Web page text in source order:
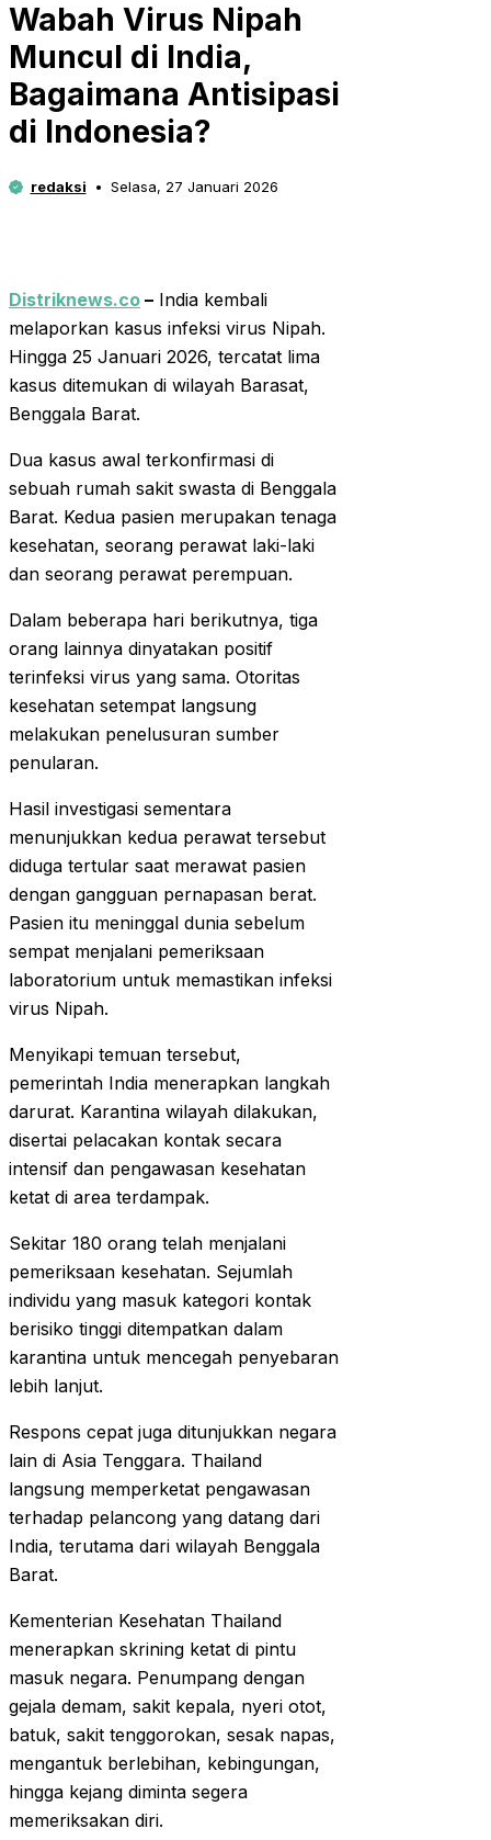
Wabah Virus Nipah
Muncul di India,
Bagaimana Antisipasi
di Indonesia?
redaksi Selasa, 27 Januari 2026
Distriknews.co – India kembali
melaporkan kasus infeksi virus Nipah.
Hingga 25 Januari 2026, tercatat lima
kasus ditemukan di wilayah Barasat,
Benggala Barat.
Dua kasus awal terkonfirmasi di
sebuah rumah sakit swasta di Benggala
Barat. Kedua pasien merupakan tenaga
kesehatan, seorang perawat laki-laki
dan seorang perawat perempuan.
Dalam beberapa hari berikutnya, tiga
orang lainnya dinyatakan positif
terinfeksi virus yang sama. Otoritas
kesehatan setempat langsung
melakukan penelusuran sumber
penularan.
Hasil investigasi sementara
menunjukkan kedua perawat tersebut
diduga tertular saat merawat pasien
dengan gangguan pernapasan berat.
Pasien itu meninggal dunia sebelum
sempat menjalani pemeriksaan
laboratorium untuk memastikan infeksi
virus Nipah.
Menyikapi temuan tersebut,
pemerintah India menerapkan langkah
darurat. Karantina wilayah dilakukan,
disertai pelacakan kontak secara
intensif dan pengawasan kesehatan
ketat di area terdampak.
Sekitar 180 orang telah menjalani
pemeriksaan kesehatan. Sejumlah
individu yang masuk kategori kontak
berisiko tinggi ditempatkan dalam
karantina untuk mencegah penyebaran
lebih lanjut.
Respons cepat juga ditunjukkan negara
lain di Asia Tenggara. Thailand
langsung memperketat pengawasan
terhadap pelancong yang datang dari
India, terutama dari wilayah Benggala
Barat.
Kementerian Kesehatan Thailand
menerapkan skrining ketat di pintu
masuk negara. Penumpang dengan
gejala demam, sakit kepala, nyeri otot,
batuk, sakit tenggorokan, sesak napas,
mengantuk berlebihan, kebingungan,
hingga kejang diminta segera
memeriksakan diri.